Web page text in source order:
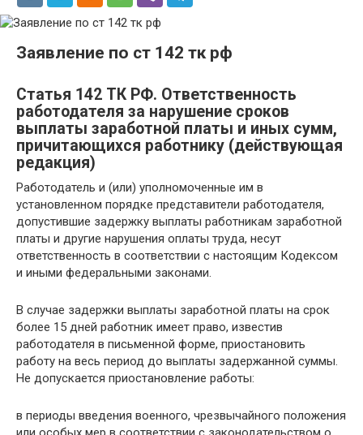
Заявление по ст 142 тк рф
Статья 142 ТК РФ. Ответственность
работодателя за нарушение сроков
выплаты заработной платы и иных сумм,
причитающихся работнику (действующая
редакция)
Работодатель и (или) уполномоченные им в
установленном порядке представители работодателя,
допустившие задержку выплаты работникам заработной
платы и другие нарушения оплаты труда, несут
ответственность в соответствии с настоящим Кодексом
и иными федеральными законами.
В случае задержки выплаты заработной платы на срок
более 15 дней работник имеет право, известив
работодателя в письменной форме, приостановить
работу на весь период до выплаты задержанной суммы.
Не допускается приостановление работы:
в периоды введения военного, чрезвычайного положения